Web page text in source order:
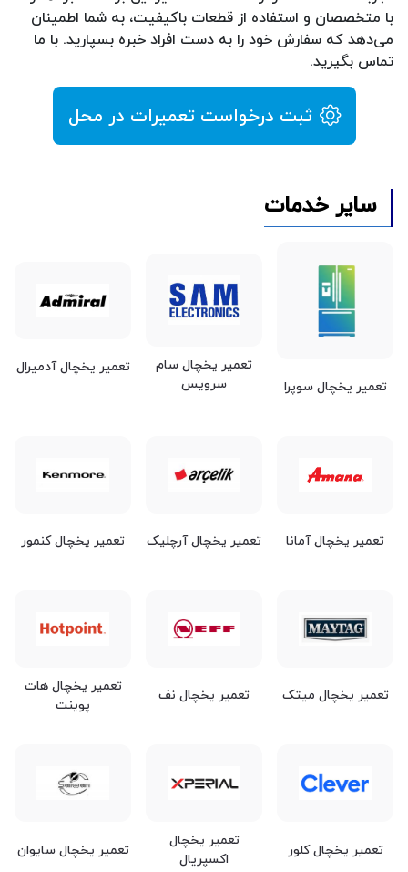
با متخصصان و استفاده از قطعات باکیفیت، به شما اطمینان
می‌دهد که سفارش خود را به دست افراد خبره بسپارید. با ما
تماس بگیرید.
ثبت درخواست تعمیرات در محل
سایر خدمات
تعمیر یخچال سوپرا
تعمیر یخچال سام
سرویس
تعمیر یخچال آدمیرال
تعمیر یخچال آمانا تعمیر یخچال آرچلیک تعمیر یخچال کنمور
تعمیر یخچال میتک تعمیر یخچال نف
تعمیر یخچال هات
پوینت
تعمیر یخچال کلور
تعمیر یخچال
اکسپریال
تعمیر یخچال سایوان